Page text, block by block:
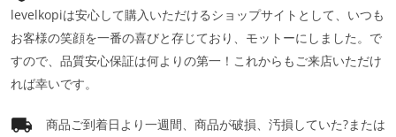
levelkopiは安心して購入いただけるショップサイトとして、いつも
お客様の笑顔を一番の喜びと存じており、モットーにしました。で
すので、品質安心保証は何よりの第一！これからもご来店いただけ
れば幸いです。
商品ご到着日より一週間、商品が破損、汚損していた?または